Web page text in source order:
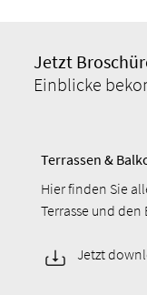
Jetzt
Einblicke
Terrassen &
Hier finden Sie
Terrasse und den
Jetzt